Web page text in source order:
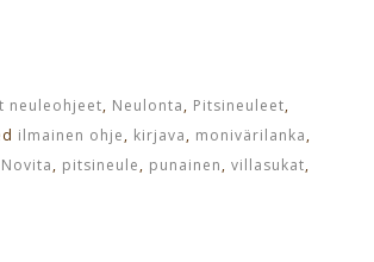
neuleohjeet, Neulonta, Pitsineuleet,
ilmainen ohje, kirjava, monivärilanka,
Novita, pitsineule, punainen, villasukat,